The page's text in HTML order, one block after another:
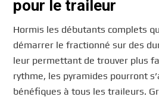
pour le traileur
Hormis les débutants complets
démarrer le fractionné sur des
leur permettant de trouver plus
rythme, les pyramides pourront
bénéfiques à tous les traileurs.